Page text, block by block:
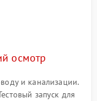
осмотр
и канализации.
запуск для